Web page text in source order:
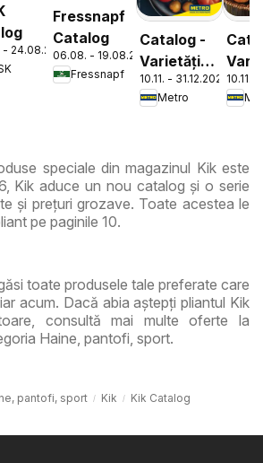
24.08.2026
Fressnapf
Catalog
06.08. - 19.08.2026
Fressnapf
Catalog -
Varietăți
de Roșii
10.11. - 31.12.2026
Metro
de
10.11.
speciale din magazinul Kik este
Kik aduce un nou catalog și o serie
și prețuri grozave. Toate acestea le
pe paginile 10.
toate produsele tale preferate care
acum. Dacă abia aștepți pliantul Kik
consultă mai multe oferte la
Haine, pantofi, sport.
pantofi, sport Kik Kik Catalog